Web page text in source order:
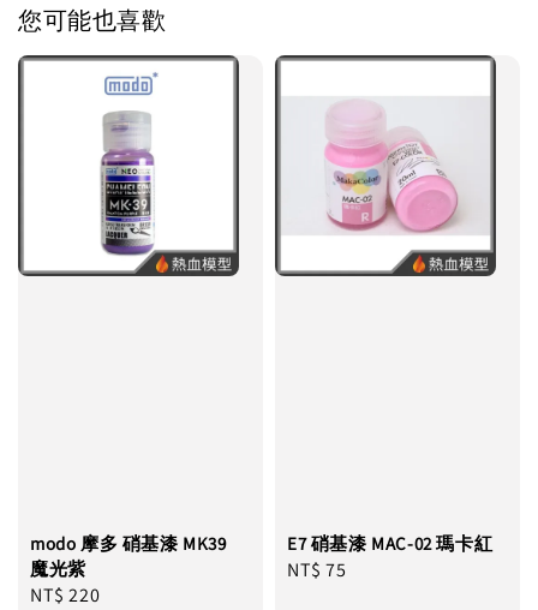
您可能也喜歡
modo 摩多 硝基漆 MK39
魔光紫
Regular
NT$ 220
E7 硝基漆 MAC-02 瑪卡紅
Regular
NT$ 75